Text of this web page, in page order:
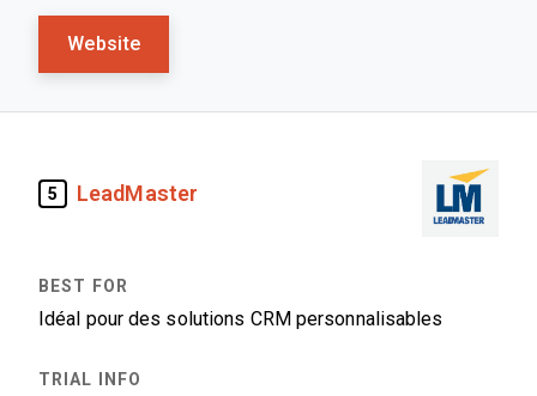
Website
5 LeadMaster
Idéal pour des solutions CRM personnalisables